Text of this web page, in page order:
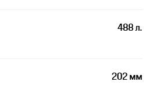
488 л.
202 мм